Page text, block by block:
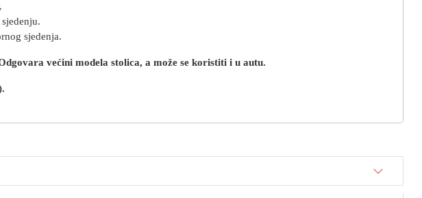
sjedenja.
većini modela stolica, a može se koristiti i u autu.